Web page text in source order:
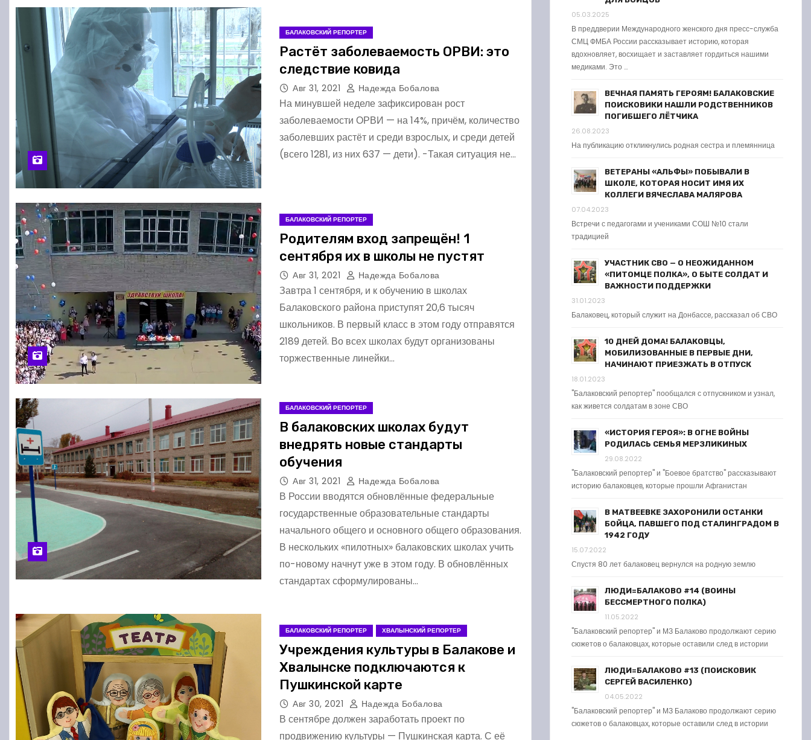
БАЛАКОВСКИЙ РЕПОРТЕР
Растёт заболеваемость ОРВИ: это
следствие ковида
Авг 31, 2021 Надежда Бобалова
На минувшей неделе зафиксирован рост
заболеваемости ОРВИ — на 14%, причём, количество
заболевших растёт и среди взрослых, и среди детей
(всего 1281, из них 637 — дети). -Такая ситуация не…
БАЛАКОВСКИЙ РЕПОРТЕР
Родителям вход запрещён! 1
сентября их в школы не пустят
Авг 31, 2021 Надежда Бобалова
Завтра 1 сентября, и к обучению в школах
Балаковского района приступят 20,6 тысяч
школьников. В первый класс в этом году отправятся
2189 детей. Во всех школах будут организованы
торжественные линейки…
БАЛАКОВСКИЙ РЕПОРТЕР
В балаковских школах будут
внедрять новые стандарты
обучения
Авг 31, 2021 Надежда Бобалова
В России вводятся обновлённые федеральные
государственные образовательные стандарты
начального общего и основного общего образования.
В нескольких «пилотных» балаковских школах учить
по-новому начнут уже в этом году. В обновлённых
стандартах сформулированы…
БАЛАКОВСКИЙ РЕПОРТЕР ХВАЛЫНСКИЙ РЕПОРТЕР
Учреждения культуры в Балакове и
Хвалынске подключаются к
Пушкинской карте
Авг 30, 2021 Надежда Бобалова
В сентябре должен заработать проект по
продвижению культуры — Пушкинская карта. С её
05.03.2025
В преддверии Международного женского дня пресс-служба
СМЦ ФМБА России рассказывает историю, которая
вдохновляет, восхищает и заставляет гордиться нашими
медиками. Это …
ВЕЧНАЯ ПАМЯТЬ ГЕРОЯМ! БАЛАКОВСКИЕ
ПОИСКОВИКИ НАШЛИ РОДСТВЕННИКОВ
ПОГИБШЕГО ЛЁТЧИКА
26.08.2023
На публикацию откликнулись родная сестра и племянница
ВЕТЕРАНЫ «АЛЬФЫ» ПОБЫВАЛИ В
ШКОЛЕ, КОТОРАЯ НОСИТ ИМЯ ИХ
КОЛЛЕГИ ВЯЧЕСЛАВА МАЛЯРОВА
07.04.2023
Встречи с педагогами и учениками СОШ №10 стали
традицией
УЧАСТНИК СВО — О НЕОЖИДАННОМ
«ПИТОМЦЕ ПОЛКА», О БЫТЕ СОЛДАТ И
ВАЖНОСТИ ПОДДЕРЖКИ
31.01.2023
Балаковец, который служит на Донбассе, рассказал об СВО
10 ДНЕЙ ДОМА! БАЛАКОВЦЫ,
МОБИЛИЗОВАННЫЕ В ПЕРВЫЕ ДНИ,
НАЧИНАЮТ ПРИЕЗЖАТЬ В ОТПУСК
18.01.2023
"Балаковский репортер" пообщался с отпускником и узнал,
как живется солдатам в зоне СВО
«ИСТОРИЯ ГЕРОЯ»: В ОГНЕ ВОЙНЫ
РОДИЛАСЬ СЕМЬЯ МЕРЗЛИКИНЫХ
29.08.2022
"Балаковский репортер" и "Боевое братство" рассказывают
историю балаковцев, которые прошли Афганистан
В МАТВЕЕВКЕ ЗАХОРОНИЛИ ОСТАНКИ
БОЙЦА, ПАВШЕГО ПОД СТАЛИНГРАДОМ В
1942 ГОДУ
15.07.2022
Спустя 80 лет балаковец вернулся на родную землю
ЛЮДИ=БАЛАКОВО #14 (ВОИНЫ
БЕССМЕРТНОГО ПОЛКА)
11.05.2022
"Балаковский репортер" и МЗ Балаково продолжают серию
сюжетов о балаковцах, которые оставили след в истории
ЛЮДИ=БАЛАКОВО #13 (ПОИСКОВИК
СЕРГЕЙ ВАСИЛЕНКО)
04.05.2022
"Балаковский репортер" и МЗ Балаково продолжают серию
сюжетов о балаковцах, которые оставили след в истории